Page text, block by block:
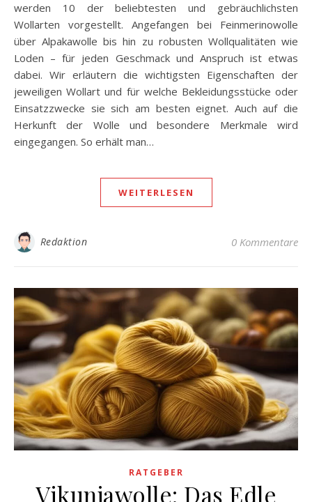
werden 10 der beliebtesten und gebräuchlichsten
Wollarten vorgestellt. Angefangen bei Feinmerinowolle
über Alpakawolle bis hin zu robusten Wollqualitäten wie
Loden – für jeden Geschmack und Anspruch ist etwas
dabei. Wir erläutern die wichtigsten Eigenschaften der
jeweiligen Wollart und für welche Bekleidungsstücke oder
Einsatzzwecke sie sich am besten eignet. Auch auf die
Herkunft der Wolle und besondere Merkmale wird
eingegangen. So erhält man…
WEITERLESEN
Redaktion 0 Kommentare
RATGEBER
Vikunjawolle: Das Edle